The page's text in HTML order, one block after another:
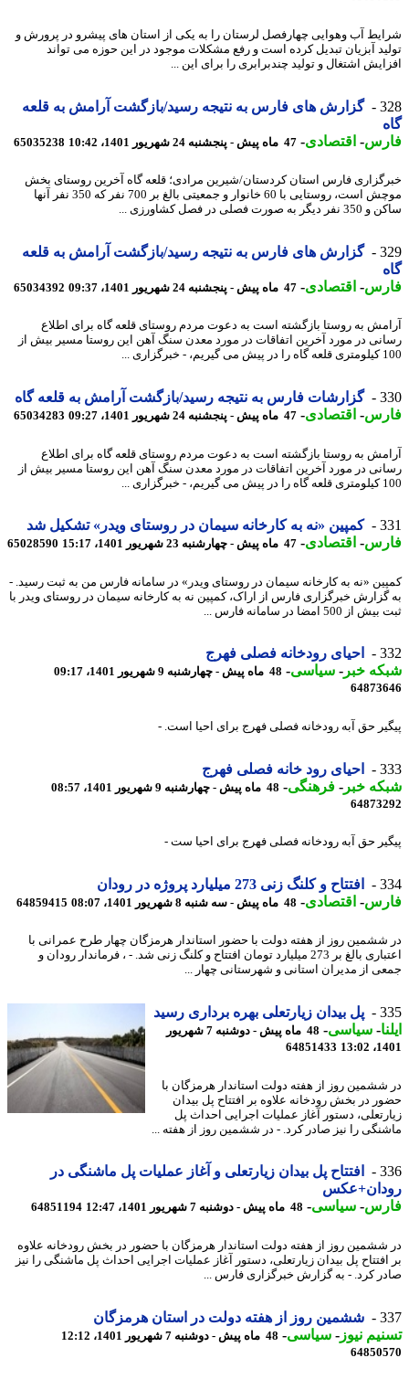
آب وهوایی چهارفصل لرستان را به یکی از استان های پیشرو در پرورش و
آبزیان تبدیل کرده است و رفع مشکلات موجود در این حوزه می تواند
اشتغال و تولید چندبرابری را برای این ...
گزارش های فارس به نتیجه رسید/بازگشت آرامش به قلعه
-اقتصادی-47 ماه پیش - پنجشنبه 24 شهریور 1401، 10:42 65035238
فارس استان کردستان/شیرین مرادی؛ قلعه گاه آخرین روستای بخش
موچش است، روستایی با 60 خانوار و جمعیتی بالغ بر 700 نفر که 350 نفر آنها
صورت فصلی در فصل کشاورزی ...
گزارش های فارس به نتیجه رسید/بازگشت آرامش به قلعه
-اقتصادی-47 ماه پیش - پنجشنبه 24 شهریور 1401، 09:37 65034392
به روستا بازگشته است به دعوت مردم روستای قلعه گاه برای اطلاع
در مورد آخرین اتفاقات در مورد معدن سنگ آهن این روستا مسیر بیش از
گزارشات فارس به نتیجه رسید/بازگشت آرامش به قلعه گاه
-اقتصادی-47 ماه پیش - پنجشنبه 24 شهریور 1401، 09:27 65034283
به روستا بازگشته است به دعوت مردم روستای قلعه گاه برای اطلاع
در مورد آخرین اتفاقات در مورد معدن سنگ آهن این روستا مسیر بیش از
کمپین «نه به کارخانه سیمان در روستای ویدر» تشکیل شد
-اقتصادی-47 ماه پیش - چهارشنبه 23 شهریور 1401، 15:17 65028590
«نه به کارخانه سیمان در روستای ویدر» در سامانه فارس من به ثبت رسید. -
خبرگزاری فارس از اراک، کمپین نه به کارخانه سیمان در روستای ویدر با
500 امضا در سامانه فارس ...
احیای رودخانه فصلی فهرج
خبر -سیاسی-48 ماه پیش - چهارشنبه 9 شهریور 1401، 09:17
حق آبه رودخانه فصلی فهرج برای احیا است. -
احیای رود خانه فصلی فهرج
خبر -فرهنگی-48 ماه پیش - چهارشنبه 9 شهریور 1401، 08:57
حق آبه رودخانه فصلی فهرج برای احیا ست -
افتتاح و کلنگ زنی 273 میلیارد پروژه در رودان
-اقتصادی-48 ماه پیش - سه شنبه 8 شهریور 1401، 08:07 64859415
روز از هفته دولت با حضور استاندار هرمزگان چهار طرح عمرانی با
اعتباری بالغ بر 273 میلیارد تومان افتتاح و کلنگ زنی شد. - ، فرماندار رودان و
از مدیران استانی و شهرستانی چهار ...
پل بیدان زیارتعلی بهره برداری رسید
-سیاسی-
48 ماه پیش - دوشنبه 7 شهریور
64851433
روز از هفته دولت استاندار هرمزگان با
در بخش رودخانه علاوه بر افتتاح پل بیدان
دستور آغاز عملیات اجرایی احداث پل
را نیز صادر کرد. - در ششمین روز از هفته ...
افتتاح پل بیدان زیارتعلی و آغاز عملیات پل ماشنگی در
-سیاسی-48 ماه پیش - دوشنبه 7 شهریور 1401، 12:47 64851194
روز از هفته دولت استاندار هرمزگان با حضور در بخش رودخانه علاوه
پل بیدان زیارتعلی، دستور آغاز عملیات اجرایی احداث پل ماشنگی را نیز
کرد. - به گزارش خبرگزاری فارس ...
ششمین روز از هفته دولت در استان هرمزگان
نیوز-سیاسی-48 ماه پیش - دوشنبه 7 شهریور 1401، 12:12